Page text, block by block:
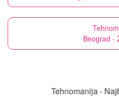
Beograd -
Tehnomanija -